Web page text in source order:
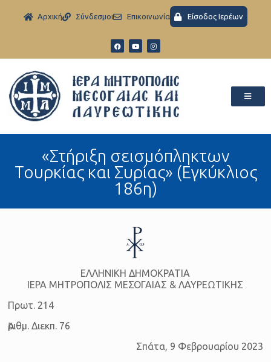
Aρχική Σύνδεσμοι Eπικοινωνία Είσοδος Ιερέων
«Στήριξη σεισμόπληκτων
Τουρκίας και Συρίας» (Εγκύκλιος
186η)
ΕΛΛΗΝΙΚΗ ΔΗΜΟΚΡΑΤΙΑ
ΙΕΡΑ ΜΗΤΡΟΠΟΛΙΣ ΜΕΣΟΓΑΙΑΣ & ΛΑΥΡΕΩΤΙΚΗΣ
Πρωτ. 214
Ἀριθμ. Διεκπ. 76
Σπάτα, 9 Φεβρουαρίου 2023